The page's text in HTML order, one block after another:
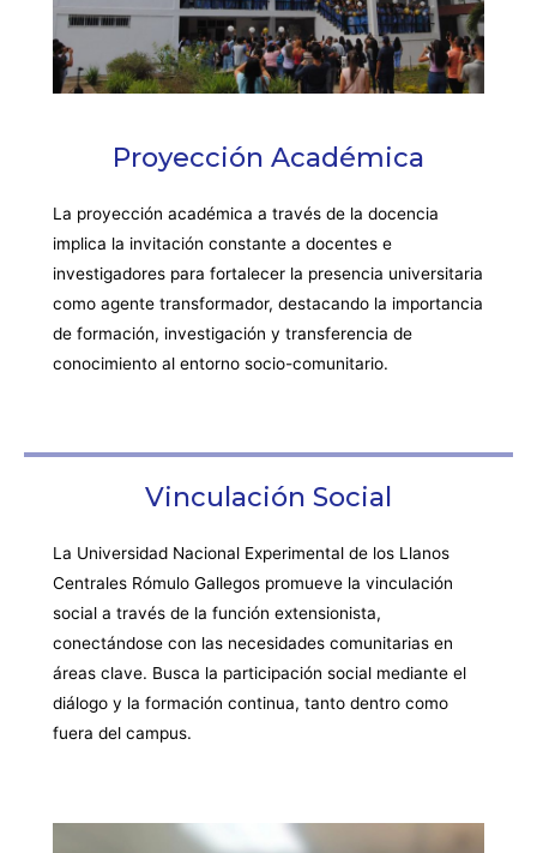
Proyección Académica
La proyección académica a través de la docencia
implica la invitación constante a docentes e
investigadores para fortalecer la presencia universitaria
como agente transformador, destacando la importancia
de formación, investigación y transferencia de
conocimiento al entorno socio-comunitario.
Vinculación Social
La Universidad Nacional Experimental de los Llanos
Centrales Rómulo Gallegos promueve la vinculación
social a través de la función extensionista,
conectándose con las necesidades comunitarias en
áreas clave. Busca la participación social mediante el
diálogo y la formación continua, tanto dentro como
fuera del campus.